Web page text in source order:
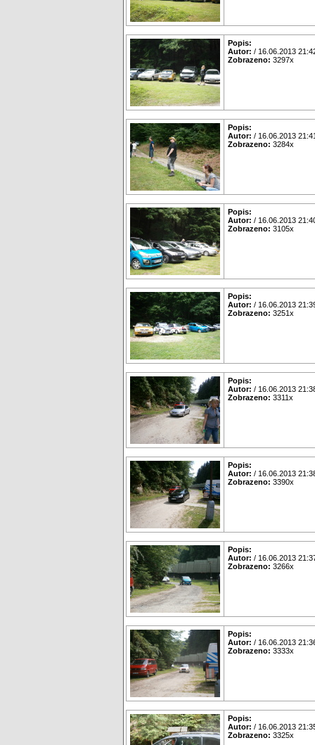
Popis:
Autor: / 16.06.2013
Zobrazeno: 3297x
Popis:
Autor: / 16.06.2013
Zobrazeno: 3284x
Popis:
Autor: / 16.06.2013
Zobrazeno: 3105x
Popis:
Autor: / 16.06.2013
Zobrazeno: 3251x
Popis:
Autor: / 16.06.2013
Zobrazeno: 3311x
Popis:
Autor: / 16.06.2013
Zobrazeno: 3390x
Popis:
Autor: / 16.06.2013
Zobrazeno: 3266x
Popis:
Autor: / 16.06.2013
Zobrazeno: 3333x
Popis:
Autor: / 16.06.2013
Zobrazeno: 3325x